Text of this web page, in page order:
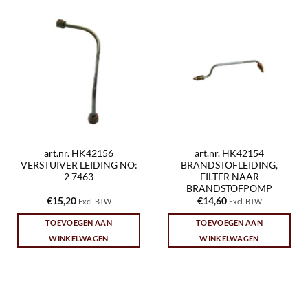
art.nr. HK42156
VERSTUIVER LEIDING NO:
2 7463
€15,20 Excl. BTW
TOEVOEGEN AAN
WINKELWAGEN
art.nr. HK42154
BRANDSTOFLEIDING,
FILTER NAAR
BRANDSTOFPOMP
€14,60 Excl. BTW
TOEVOEGEN AAN
WINKELWAGEN